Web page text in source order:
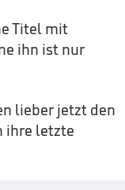
Titel mit
ihn ist nur
lieber jetzt den
ihre letzte